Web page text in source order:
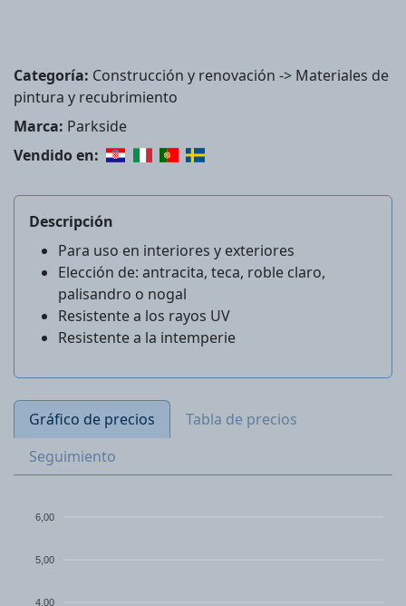
Categoría: Construcción y renovación -> Materiales de
pintura y recubrimiento
Marca: Parkside
Vendido en:
Descripción
Para uso en interiores y exteriores
Elección de: antracita, teca, roble claro,
palisandro o nogal
Resistente a los rayos UV
Resistente a la intemperie
Gráfico de precios
Tabla de precios
Seguimiento
6,00
5,00
4,00